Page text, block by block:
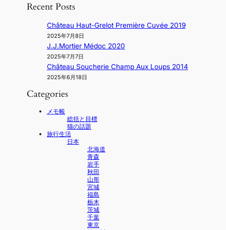
Recent Posts
Château Haut-Grelot Première Cuvée 2019
2025年7月8日
J.J.Mortier Médoc 2020
2025年7月7日
Château Soucherie Champ Aux Loups 2014
2025年6月18日
Categories
メモ帳
総括と目標
猫の話題
旅行生活
日本
北海道
青森
岩手
秋田
山形
宮城
福島
栃木
茨城
千葉
東京